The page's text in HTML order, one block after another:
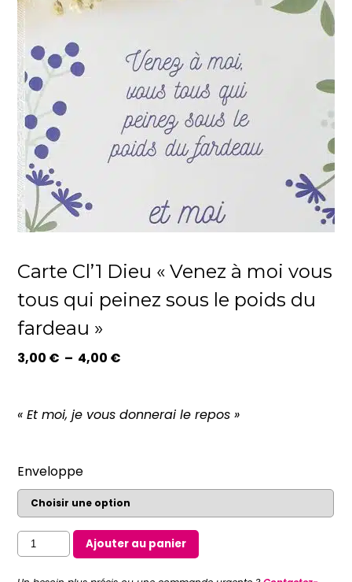
Carte Cl’1 Dieu « Venez à moi vous
tous qui peinez sous le poids du
fardeau »
3,00 € – 4,00 €
3,00 €
« Et moi, je vous donnerai le repos »
Enveloppe
quantité
de
Carte
Ajouter au panier